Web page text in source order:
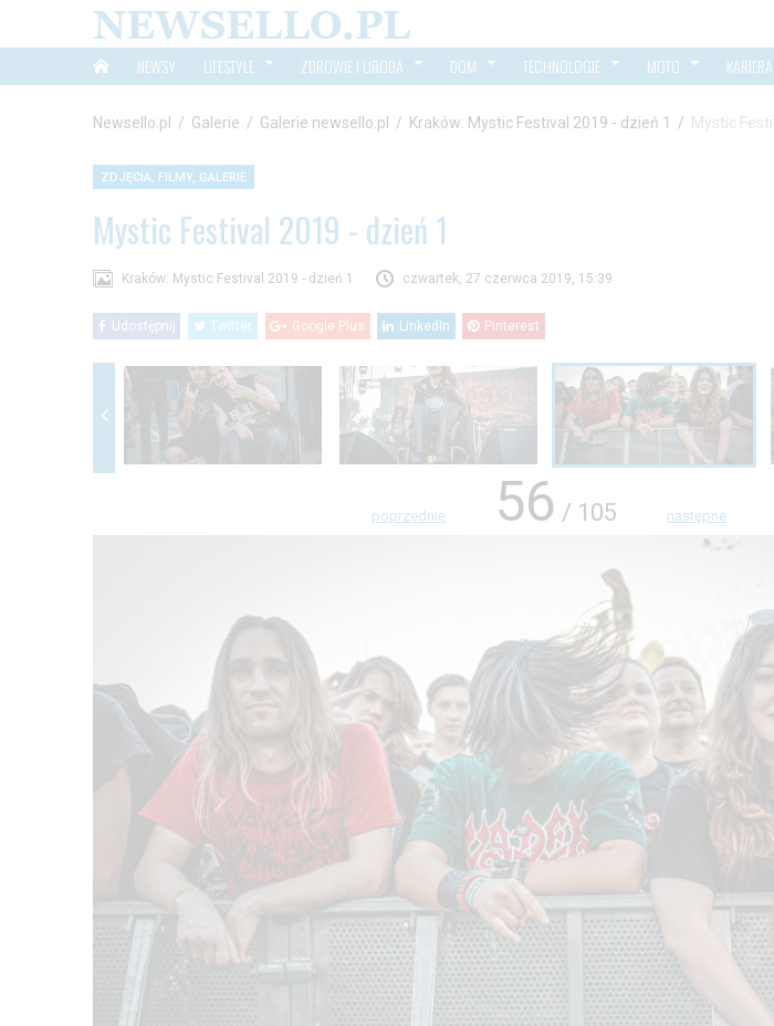
NEWSY LIFESTYLE ZDROWIE I URODA DOM TECHNOLOGIE MOTO KARIERA
Newsello.pl / Galerie / Galerie newsello.pl / Kraków: Mystic Festival 2019 - dzień 1 / Mystic
ZDJĘCIA, FILMY, GALERIE
Mystic Festival 2019 - dzień 1
Kraków: Mystic Festival 2019 - dzień 1 czwartek, 27 czerwca 2019, 15:39
Udostępnij Twitter Google Plus LinkedIn Pinterest
poprzednie 56 / 105 następne